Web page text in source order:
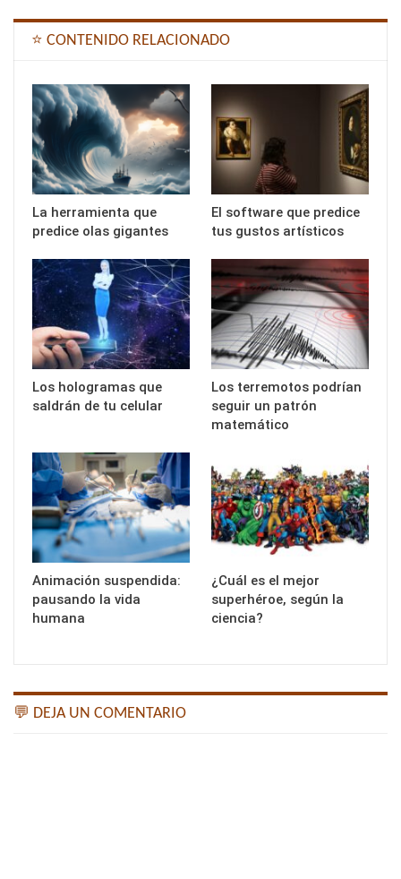
⭐ CONTENIDO RELACIONADO
La herramienta que
predice olas gigantes
El software que predice
tus gustos artísticos
Los hologramas que
saldrán de tu celular
Los terremotos podrían
seguir un patrón
matemático
Animación suspendida:
pausando la vida
humana
¿Cuál es el mejor
superhéroe, según la
ciencia?
💬 DEJA UN COMENTARIO